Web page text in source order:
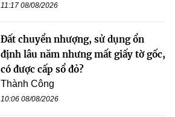
11:17 08/08/2026
Đất chuyển nhượng, sử dụng ổn
định lâu năm nhưng mất giấy tờ gốc,
có được cấp sổ đỏ?
Thành Công
10:06 08/08/2026